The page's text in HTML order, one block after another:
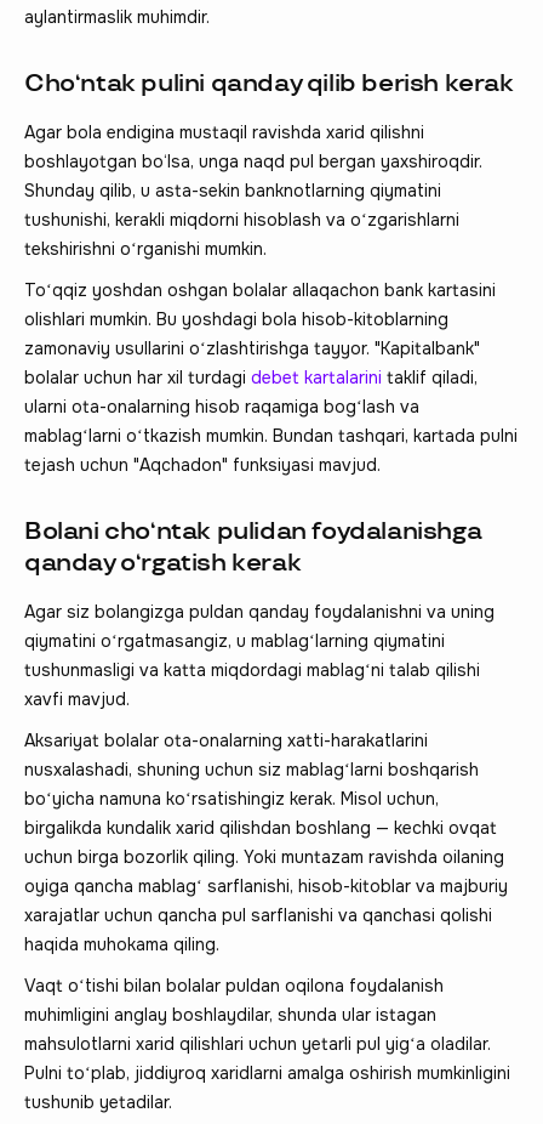
aylantirmaslik muhimdir.
Choʻntak pulini qanday qilib berish kerak
Agar bola endigina mustaqil ravishda xarid qilishni
boshlayotgan bo‘lsa, unga naqd pul bergan yaxshiroqdir.
Shunday qilib, u asta-sekin banknotlarning qiymatini
tushunishi, kerakli miqdorni hisoblash va oʻzgarishlarni
tekshirishni oʻrganishi mumkin.
Toʻqqiz yoshdan oshgan bolalar allaqachon bank kartasini
olishlari mumkin. Bu yoshdagi bola hisob-kitoblarning
zamonaviy usullarini oʻzlashtirishga tayyor. "Kapitalbank"
bolalar uchun har xil turdagi debet kartalarini taklif qiladi,
ularni ota-onalarning hisob raqamiga bogʻlash va
mablagʻlarni oʻtkazish mumkin. Bundan tashqari, kartada pulni
tejash uchun "Aqchadon" funksiyasi mavjud.
Bolani choʻntak pulidan foydalanishga
qanday oʻrgatish kerak
Agar siz bolangizga puldan qanday foydalanishni va uning
qiymatini oʻrgatmasangiz, u mablagʻlarning qiymatini
tushunmasligi va katta miqdordagi mablagʻni talab qilishi
xavfi mavjud.
Aksariyat bolalar ota-onalarning xatti-harakatlarini
nusxalashadi, shuning uchun siz mablagʻlarni boshqarish
boʻyicha namuna koʻrsatishingiz kerak. Misol uchun,
birgalikda kundalik xarid qilishdan boshlang — kechki ovqat
uchun birga bozorlik qiling. Yoki muntazam ravishda oilaning
oyiga qancha mablagʻ sarflanishi, hisob-kitoblar va majburiy
xarajatlar uchun qancha pul sarflanishi va qanchasi qolishi
haqida muhokama qiling.
Vaqt oʻtishi bilan bolalar puldan oqilona foydalanish
muhimligini anglay boshlaydilar, shunda ular istagan
mahsulotlarni xarid qilishlari uchun yetarli pul yigʻa oladilar.
Pulni toʻplab, jiddiyroq xaridlarni amalga oshirish mumkinligini
tushunib yetadilar.